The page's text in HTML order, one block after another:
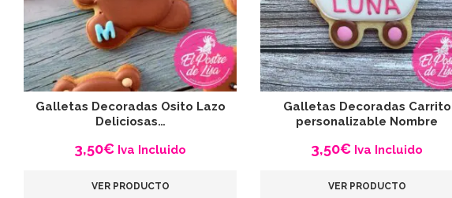
Galletas Decoradas Osito Lazo
Deliciosas…
3,50€ Iva Incluido
VER PRODUCTO
Galletas Decoradas Carrito
personalizable Nombre
3,50€ Iva Incluido
VER PRODUCTO